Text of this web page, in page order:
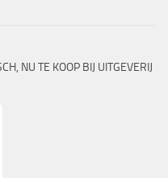
NU TE KOOP BIJ UITGEVERIJ